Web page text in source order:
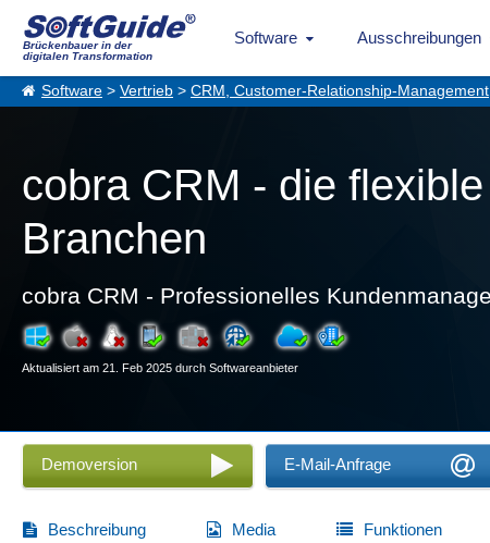
Brückenbauer in der
digitalen Transformation
Software Ausschreibungen
Software > Vertrieb > CRM, Customer-Relationship-Management
cobra CRM - die
Branchen
cobra CRM - Professionelles
Aktualisiert am 21. Feb 2025 durch Softwareanbieter
Demoversion E-Mail-Anfrage
Beschreibung Media Funktionen